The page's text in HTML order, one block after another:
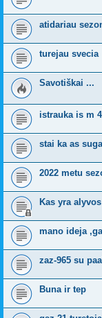
atidariau
turejau svecia
Savotiškai ...
istrauka is m
stai ka as
2022 metu
Kas yra
mano ideja
zaz-965 su
Buna ir tep